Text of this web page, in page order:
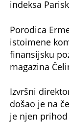
istoimene
finansijsku
magazina
došao je na
je njen
vrednost je